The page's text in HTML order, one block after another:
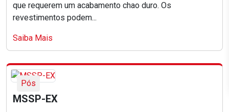
que requerem um acabamento chao duro. Os
revestimentos podem...
Saiba Mais
Pós
MSSP-EX